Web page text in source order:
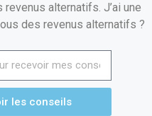
alternatifs. J’ai une
des revenus alternatifs ?
les conseils